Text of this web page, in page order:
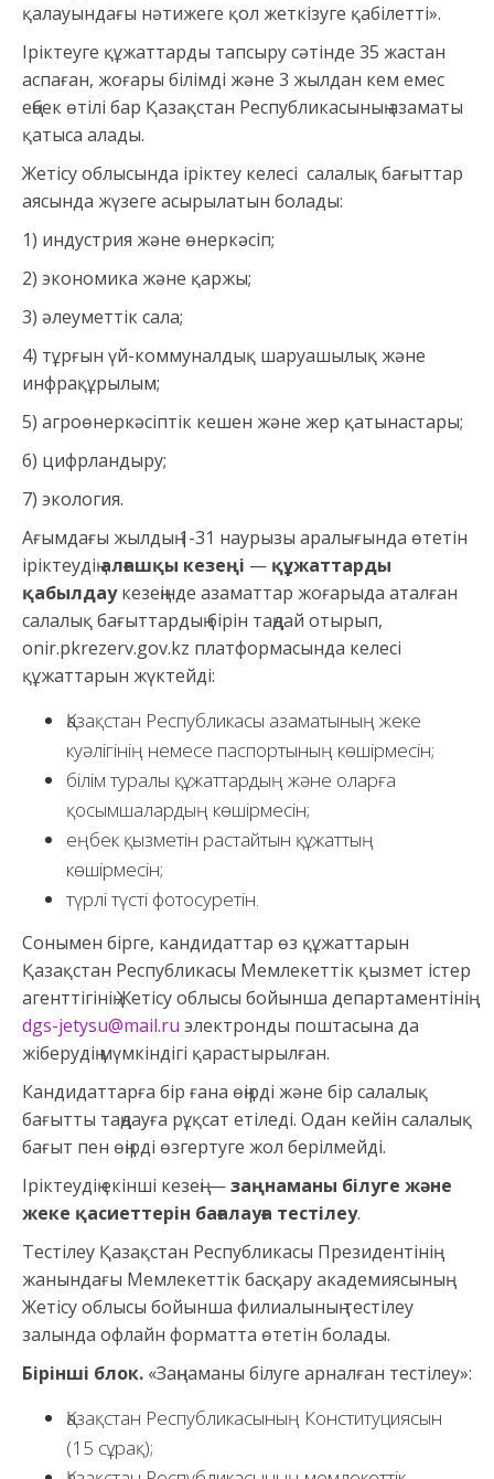
қалауындағы нәтижеге қол жеткізуге қабілетті».
Іріктеуге құжаттарды тапсыру сәтінде 35 жастан
аспаған, жоғары білімді және 3 жылдан кем емес
еңбек өтілі бар Қазақстан Республикасының азаматы
қатыса алады.
Жетісу облысында іріктеу келесі салалық бағыттар
аясында жүзеге асырылатын болады:
1) индустрия және өнеркәсіп;
2) экономика және қаржы;
3) әлеуметтік сала;
4) тұрғын үй-коммуналдық шаруашылық және
инфрақұрылым;
5) агроөнеркәсіптік кешен және жер қатынастары;
6) цифрландыру;
7) экология.
Ағымдағы жылдың 1-31 наурызы аралығында өтетін
іріктеудіңалғашқы кезеңі — құжаттарды
қабылдаукезеңінде азаматтар жоғарыда аталған
салалық бағыттардың бірін таңдай отырып,
onir.pkrezerv.gov.kz платформасында келесі
құжаттарын жүктейді:
Қазақстан Республикасы азаматының жеке
куәлігінің немесе паспортының көшірмесін;
білім туралы құжаттардың және оларға
қосымшалардың көшірмесін;
еңбек қызметін растайтын құжаттың
көшірмесін;
түрлі түсті фотосуретін.
Сонымен бірге, кандидаттар өз құжаттарын
Қазақстан Республикасы Мемлекеттік қызмет істер
агенттігінің Жетісу облысы бойынша департаментінің
dgs-jetysu@mail.ru электронды поштасына да
жіберудің мүмкіндігі қарастырылған.
Кандидаттарға бір ғана өңірді және бір салалық
бағытты таңдауға рұқсат етіледі. Одан кейін салалық
бағыт пен өңірді өзгертуге жол берілмейді.
Іріктеудің екінші кезеңі —заңнаманы білуге және
жеке қасиеттерін бағалауға тестілеу.
Тестілеу Қазақстан Республикасы Президентінің
жанындағы Мемлекеттік басқару академиясының
Жетісу облысы бойынша филиалының тестілеу
залында офлайн форматта өтетін болады.
Бірінші блок. «Заңнаманы білуге арналған тестілеу»:
Қазақстан Республикасының Конституциясын
(15 сұрақ);